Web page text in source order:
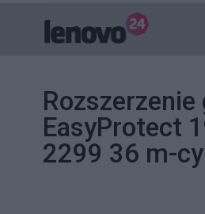
EasyProtect
2299 36 m-cy